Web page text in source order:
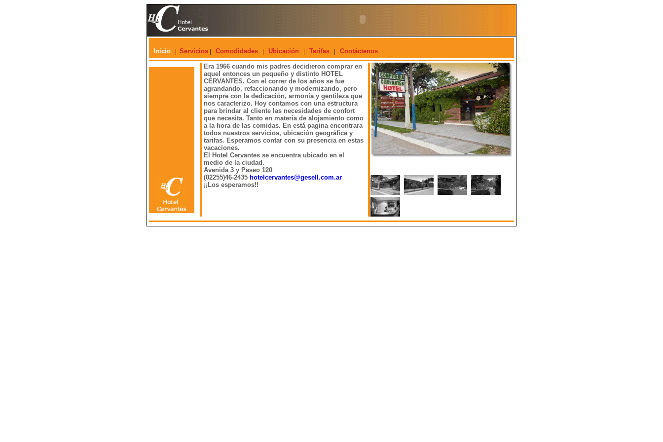
Inicio | Servicios | Comodidades | Ubicación | Tarifas | Contáctenos
Era 1966 cuando mis padres decidieron comprar en
aquel entonces un pequeño y distinto HOTEL
CERVANTES. Con el correr de los años se fue
agrandando, refaccionando y modernizando, pero
siempre con la dedicación, armonía y gentileza que
nos caracterizo. Hoy contamos con una estructura
para brindar al cliente las necesidades de confort
que necesita. Tanto en materia de alojamiento como
a la hora de las comidas. En está pagina encontrara
todos nuestros servicios, ubicación geográfica y
tarifas. Esperamos contar con su presencia en estas
vacaciones.
El Hotel Cervantes se encuentra ubicado en el
medio de la ciudad.
Avenida 3 y Paseo 120
(02255)46-2435 hotelcervantes@gesell.com.ar
¡¡Los esperamos!!